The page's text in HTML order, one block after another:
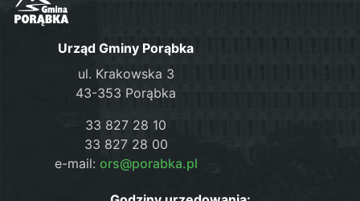
Urząd Gminy Porąbka
ul. Krakowska 3
43-353 Porąbka
33 827 28 10
33 827 28 00
e-mail: ors@porabka.pl